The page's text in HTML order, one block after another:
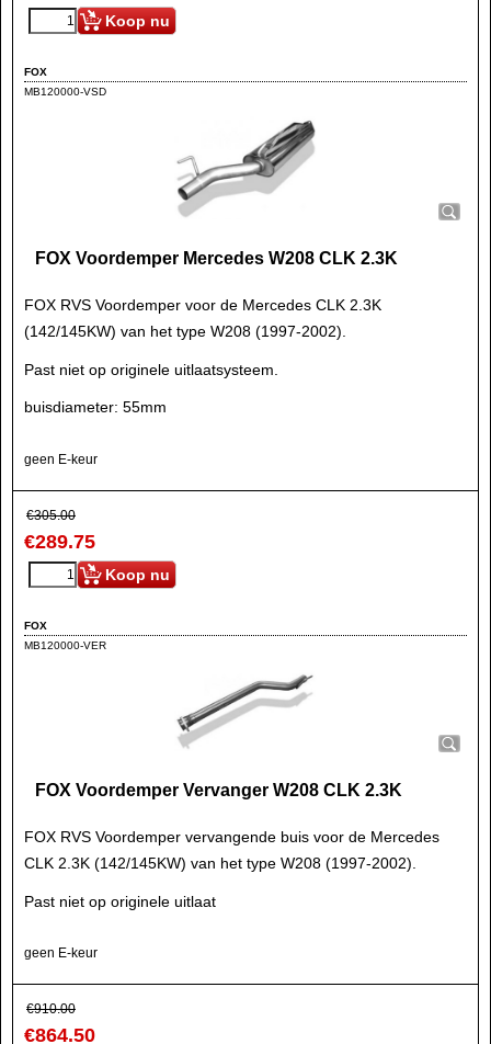
Koop nu
FOX
MB120000-VSD
FOX Voordemper Mercedes W208 CLK 2.3K
FOX RVS Voordemper voor de Mercedes CLK 2.3K
(142/145KW) van het type W208 (1997-2002).
Past niet op originele uitlaatsysteem.
buisdiameter: 55mm
geen E-keur
€305.00
€289.75
Koop nu
FOX
MB120000-VER
FOX Voordemper Vervanger W208 CLK 2.3K
FOX RVS Voordemper vervangende buis voor de Mercedes
CLK 2.3K (142/145KW) van het type W208 (1997-2002).
Past niet op originele uitlaat
geen E-keur
€910.00
€864.50